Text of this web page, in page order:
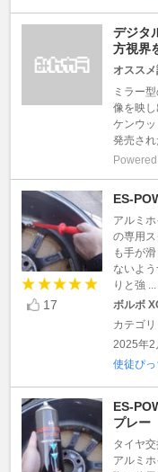
デジタ
方視界
オスス
ミラー
像を映
ケンウ
発売され
17
ES-
アルミ
の専用
も手が
ないよ
りと強 ...
ボルボ
カテゴ
2025年2
使徒ぴっ
ES-
プレー
タイヤ
アルミ